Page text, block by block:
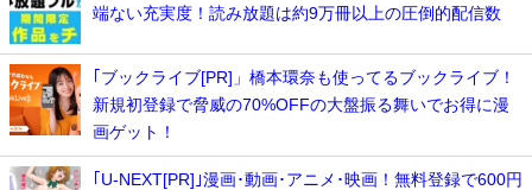
端ない充実度！読み放題は約9万冊以上の圧倒的配信数
｢ブックライブ[PR]」橋本環奈も使ってるブックライブ！
新規初登録で脅威の70%OFFの大盤振る舞いでお得に漫
画ゲット！
｢U-NEXT[PR]｣漫画･動画･アニメ･映画！無料登録で600円